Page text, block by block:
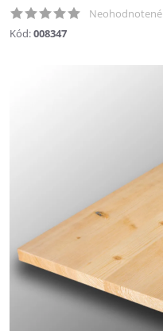
Neohodnotené
Kód:008347